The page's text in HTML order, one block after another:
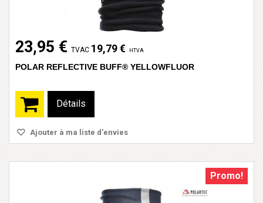
23,95 € TVAC 19,79 € HTVA
POLAR REFLECTIVE BUFF® YELLOWFLUOR
Détails
Ajouter à ma liste d'envies
Promo!